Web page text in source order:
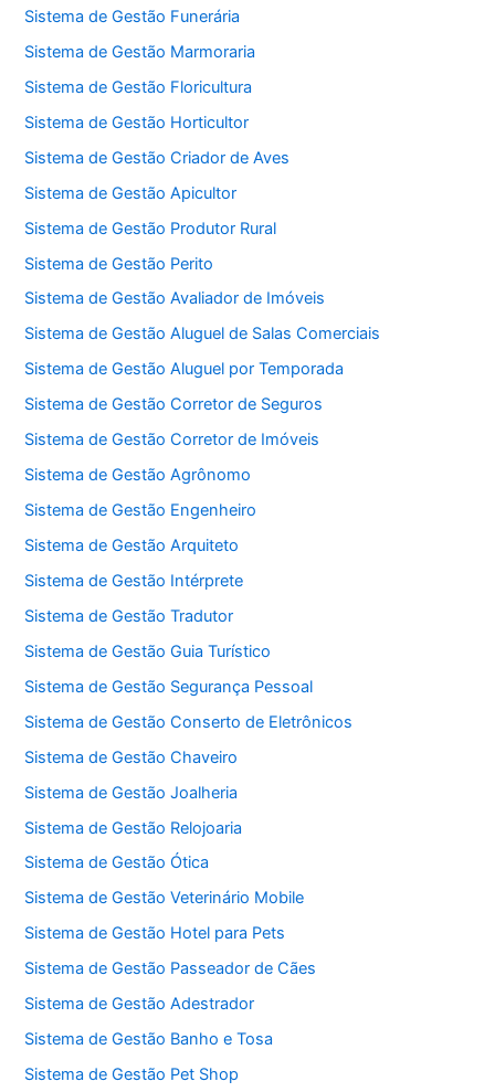
Sistema de Gestão Funerária
Sistema de Gestão Marmoraria
Sistema de Gestão Floricultura
Sistema de Gestão Horticultor
Sistema de Gestão Criador de Aves
Sistema de Gestão Apicultor
Sistema de Gestão Produtor Rural
Sistema de Gestão Perito
Sistema de Gestão Avaliador de Imóveis
Sistema de Gestão Aluguel de Salas Comerciais
Sistema de Gestão Aluguel por Temporada
Sistema de Gestão Corretor de Seguros
Sistema de Gestão Corretor de Imóveis
Sistema de Gestão Agrônomo
Sistema de Gestão Engenheiro
Sistema de Gestão Arquiteto
Sistema de Gestão Intérprete
Sistema de Gestão Tradutor
Sistema de Gestão Guia Turístico
Sistema de Gestão Segurança Pessoal
Sistema de Gestão Conserto de Eletrônicos
Sistema de Gestão Chaveiro
Sistema de Gestão Joalheria
Sistema de Gestão Relojoaria
Sistema de Gestão Ótica
Sistema de Gestão Veterinário Mobile
Sistema de Gestão Hotel para Pets
Sistema de Gestão Passeador de Cães
Sistema de Gestão Adestrador
Sistema de Gestão Banho e Tosa
Sistema de Gestão Pet Shop